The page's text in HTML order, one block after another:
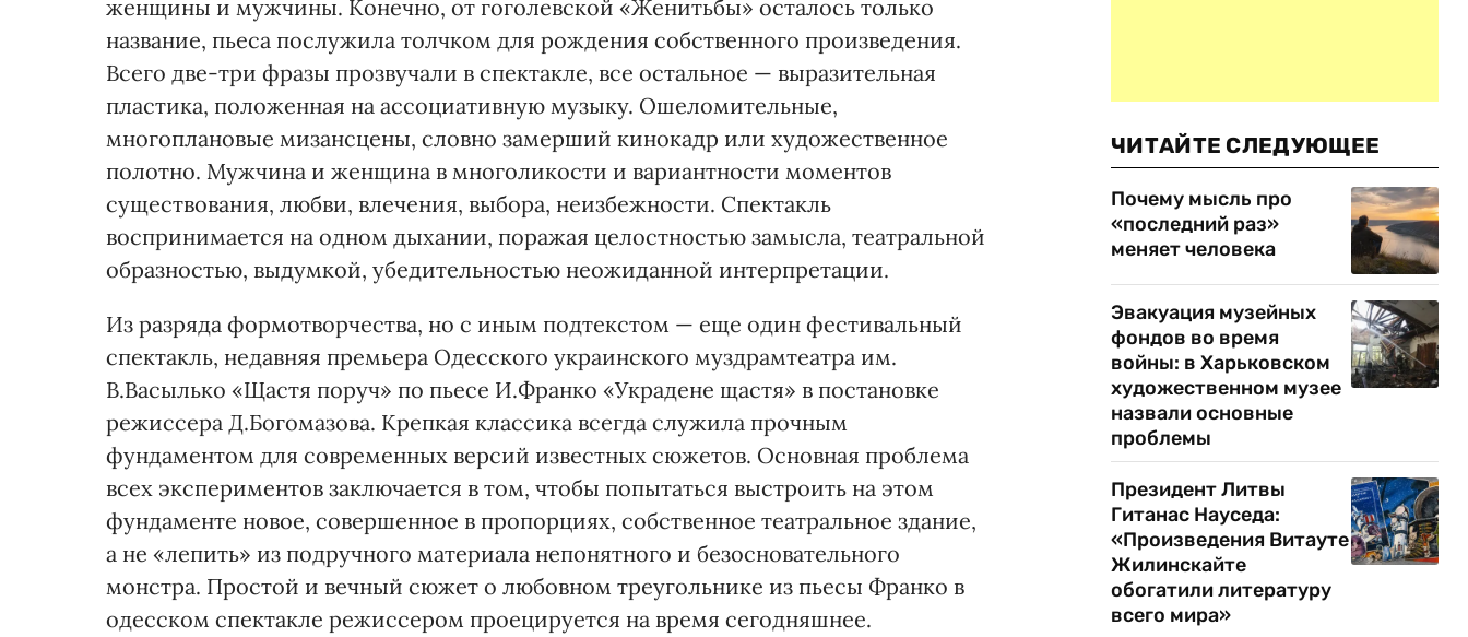
женщины и мужчины. Конечно, от гоголевской «Женитьбы» осталось только
название, пьеса послужила толчком для рождения собственного произведения.
Всего две-три фразы прозвучали в спектакле, все остальное — выразительная
пластика, положенная на ассоциативную музыку. Ошеломительные,
многоплановые мизансцены, словно замерший кинокадр или художественное
полотно. Мужчина и женщина в многоликости и вариантности моментов
существования, любви, влечения, выбора, неизбежности. Спектакль
воспринимается на одном дыхании, поражая целостностью замысла, театральной
образностью, выдумкой, убедительностью неожиданной интерпретации.
Из разряда формотворчества, но с иным подтекстом — еще один фестивальный
спектакль, недавняя премьера Одесского украинского муздрамтеатра им.
В.Васылько «Щастя поруч» по пьесе И.Франко «Украдене щастя» в постановке
режиссера Д.Богомазова. Крепкая классика всегда служила прочным
фундаментом для современных версий известных сюжетов. Основная проблема
всех экспериментов заключается в том, чтобы попытаться выстроить на этом
фундаменте новое, совершенное в пропорциях, собственное театральное здание,
а не «лепить» из подручного материала непонятного и безосновательного
монстра. Простой и вечный сюжет о любовном треугольнике из пьесы Франко в
одесском спектакле режиссером проецируется на время сегодняшнее.
ЧИТАЙТЕ СЛЕДУЮЩЕЕ
Почему мысль про
«последний раз»
меняет человека
Эвакуация музейных
фондов во время
войны: в Харьковском
художественном музее
назвали основные
проблемы
Президент Литвы
Гитанас Науседа:
«Произведения Витауте
Жилинскайте
обогатили литературу
всего мира»